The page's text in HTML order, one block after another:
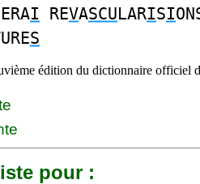
I REVASCULARISI
S
édition du dictionnaire officiel
pour :